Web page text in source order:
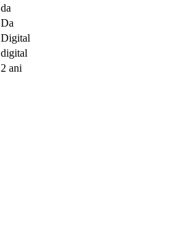
da
Da
Digital
digital
2 ani